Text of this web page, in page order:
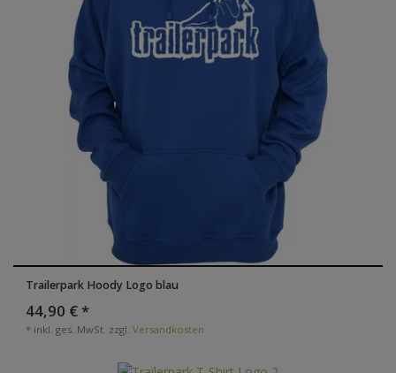
Trailerpark Hoody Logo blau
44,90 € *
* inkl. ges. MwSt. zzgl. Versandkosten